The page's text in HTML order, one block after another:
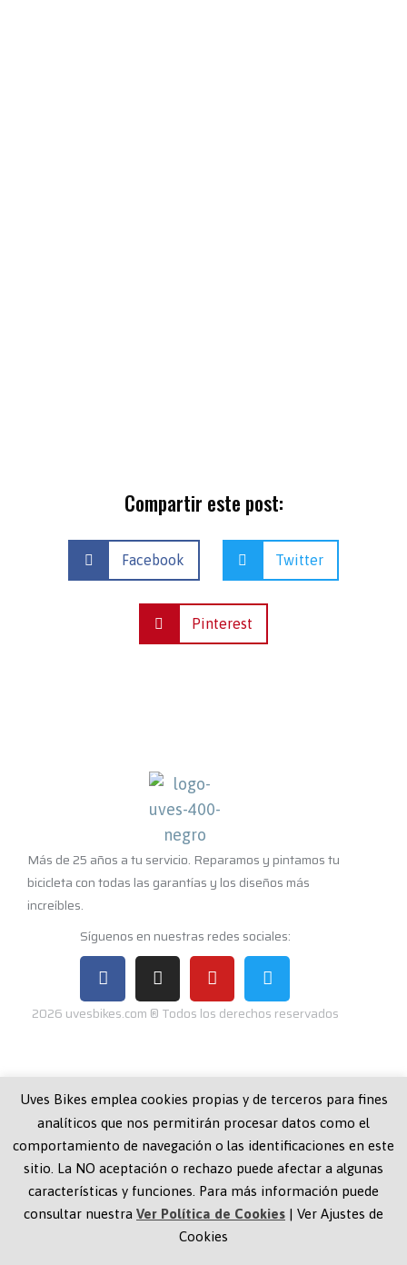
Compartir este post:
Facebook Twitter
Pinterest
Más de 25 años a tu servicio. Reparamos y pintamos tu
bicicleta con todas las garantías y los diseños más
increíbles.
Síguenos en nuestras redes sociales:
2026 uvesbikes.com ® Todos los derechos reservados
Quiénes Somos
Reparaciones
Pintura
Mecánica
Aviso Legal
Política Privacidad
Política Cookies
Localización y Contacto
Uves Bikes emplea cookies propias y de terceros para fines
analíticos que nos permitirán procesar datos como el
comportamiento de navegación o las identificaciones en este
sitio. La NO aceptación o rechazo puede afectar a algunas
características y funciones. Para más información puede
consultar nuestra Ver Política de Cookies | Ver Ajustes de
Cookies